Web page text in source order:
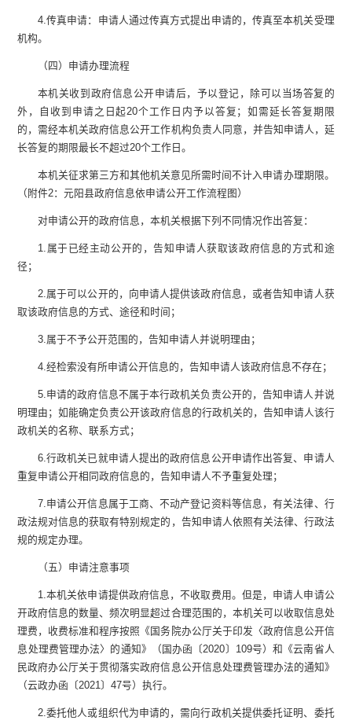
4.传真申请：申请人通过传真方式提出申请的，传真至本机关受理
机构。
（四）申请办理流程
本机关收到政府信息公开申请后，予以登记，除可以当场答复的
外，自收到申请之日起20个工作日内予以答复；如需延长答复期限
的，需经本机关政府信息公开工作机构负责人同意，并告知申请人，延
长答复的期限最长不超过20个工作日。
本机关征求第三方和其他机关意见所需时间不计入申请办理期限。
（附件2：元阳县政府信息依申请公开工作流程图）
对申请公开的政府信息，本机关根据下列不同情况作出答复：
1. 属于已经主动公开的，告知申请人获取该政府信息的方式和途
径；
2.属于可以公开的，向申请人提供该政府信息，或者告知申请人获
取该政府信息的方式、途径和时间；
3.属于不予公开范围的，告知申请人并说明理由；
4.经检索没有所申请公开信息的，告知申请人该政府信息不存在；
5.申请的政府信息不属于本行政机关负责公开的，告知申请人并说
明理由；如能确定负责公开该政府信息的行政机关的，告知申请人该行
政机关的名称、联系方式；
6.行政机关已就申请人提出的政府信息公开申请作出答复、申请人
重复申请公开相同政府信息的，告知申请人不予重复处理；
7.申请公开信息属于工商、不动产登记资料等信息，有关法律、行
政法规对信息的获取有特别规定的，告知申请人依照有关法律、行政法
规的规定办理。
（五）申请注意事项
1.本机关依申请提供政府信息，不收取费用。但是，申请人申请公
开政府信息的数量、频次明显超过合理范围的，本机关可以收取信息处
理费，收费标准和程序按照《国务院办公厅关于印发〈政府信息公开信
息处理费管理办法〉的通知》（国办函〔2020〕 109号）和《云南省人
民政府办公厅关于贯彻落实政府信息公开信息处理费管理办法的通知》
（云政办函〔2021〕47号）执行。
2.委托他人或组织代为申请的，需向行政机关提供委托证明、委托